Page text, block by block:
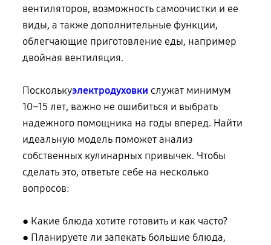
вентиляторов, возможность самоочистки и ее
виды, а также дополнительные функции,
облегчающие приготовление еды, например
двойная вентиляция.
Посколькуэлектродуховки служат минимум
10–15 лет, важно не ошибиться и выбрать
надежного помощника на годы вперед. Найти
идеальную модель поможет анализ
собственных кулинарных привычек. Чтобы
сделать это, ответьте себе на несколько
вопросов:
● Какие блюда хотите готовить и как часто?
● Планируете ли запекать большие блюда,